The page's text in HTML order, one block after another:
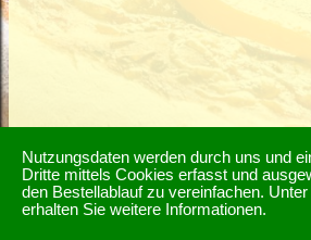
Nutzungsdaten werden durch uns und
Dritte mittels Cookies erfasst und
den Bestellablauf zu vereinfachen. Unter
erhalten Sie weitere Informationen.